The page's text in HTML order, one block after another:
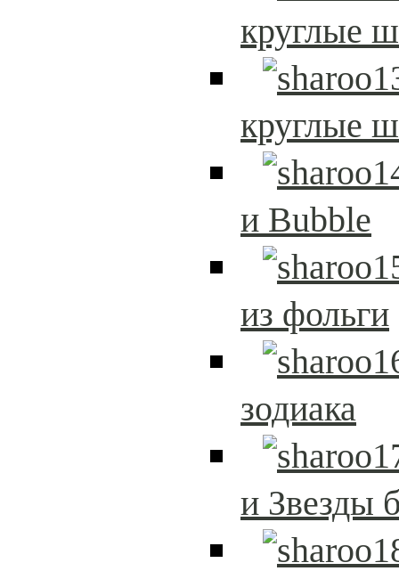
круглые
круглые
и Bubble
из фольги
зодиака
и Звезды